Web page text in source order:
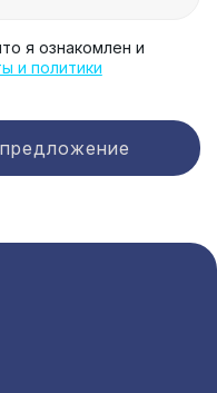
я ознакомлен и
и политики